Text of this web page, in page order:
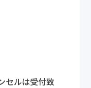
セルは受付致